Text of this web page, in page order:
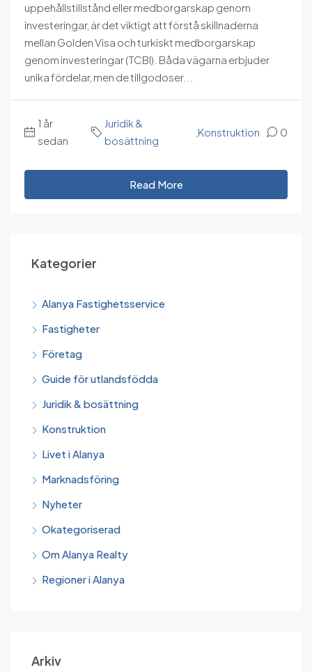
uppehållstillstånd eller medborgarskap genom
investeringar, är det viktigt att förstå skillnaderna
mellan Golden Visa och turkiskt medborgarskap
genom investeringar (TCBI). Båda vägarna erbjuder
unika fördelar, men de tillgodoser...
1 år
sedan
Juridik &
bosättning
Konstruktion 0
Read More
Kategorier
Alanya Fastighetsservice
Fastigheter
Företag
Guide för utlandsfödda
Juridik & bosättning
Konstruktion
Livet i Alanya
Marknadsföring
Nyheter
Okategoriserad
Om Alanya Realty
Regioner i Alanya
Arkiv